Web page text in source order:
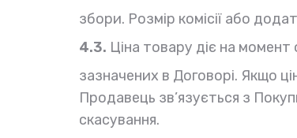
збори. Розмір комісії або
4.3. Ціна товару діє на
зазначених в Договорі. Якщо
Продавець зв’язується з
скасування.